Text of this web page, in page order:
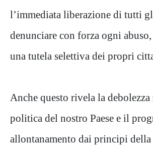
l’immediata liberazione di tutti
denunciare con forza ogni
una tutela selettiva dei propri
Anche questo rivela la debolezza
politica del nostro Paese e il
allontanamento dai principi della